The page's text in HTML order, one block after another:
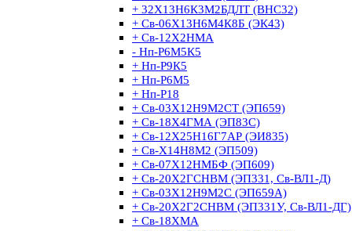
+ 32Х13Н6К3М2БДЛТ (ВНС32)
+ Св-06Х13Н6М4К8Б (ЭК43)
+ Св-12Х2НМА
- Нп-Р6М5К5
+ Нп-Р9К5
+ Нп-Р6М5
+ Нп-Р18
+ Св-03Х12Н9М2СТ (ЭП659)
+ Св-18Х4ГМА (ЭП83С)
+ Св-12Х25Н16Г7АР (ЭИ835)
+ Св-Х14Н8М2 (ЭП509)
+ Св-07Х12НМБФ (ЭП609)
+ Св-20Х2ГСНВМ (ЭП331, Св-ВЛ1-Д)
+ Св-03Х12Н9М2С (ЭП659А)
+ Св-20Х2Г2СНВМ (ЭП331У, Св-ВЛ1-ДГ)
+ Св-18ХМА